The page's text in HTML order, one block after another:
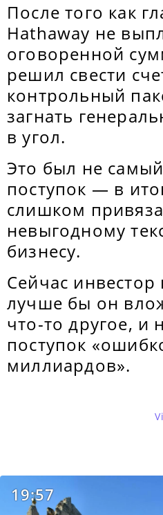
После того как
Hathaway не
оговоренной
решил свести
контрольный
загнать
в угол.
Это был не
поступок — в
слишком
невыгодному
бизнесу.
Сейчас инвестор
лучше бы он
что-то другое, и
поступок
миллиардов».
19:57